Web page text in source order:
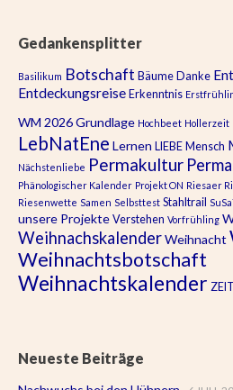
Gedankensplitter
Basilikum Botschaft Bäume Danke
Entdeckungsreise Erkenntnis
WM 2026Grundlage Hochbeet Hollerzeit
LebNatEne Lernen LIEBE Mensch
Nächstenliebe Permakultur
Phänologischer Kalender Projekt ON Riesaer
Riesenwette Samen Selbsttest Stahltrail
unsere Projekte Verstehen Vorfrühling
WeihnachskalenderWeihnacht
Weihnachtsbotschaft
Weihnachtskalender ZEIT
Neueste Beiträge